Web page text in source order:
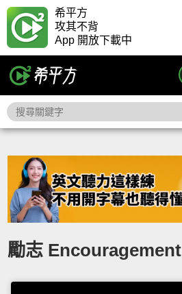
希平方
攻其不背
App 開放下載中
勵志 Encouragement